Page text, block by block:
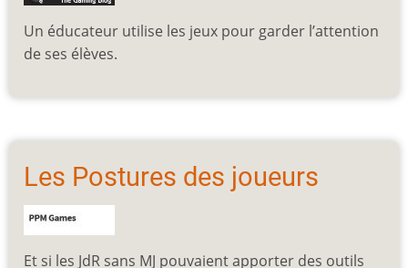
Un éducateur utilise les jeux pour garder l’attention
de ses élèves.
Les Postures des joueurs
Et si les JdR sans MJ pouvaient apporter des outils